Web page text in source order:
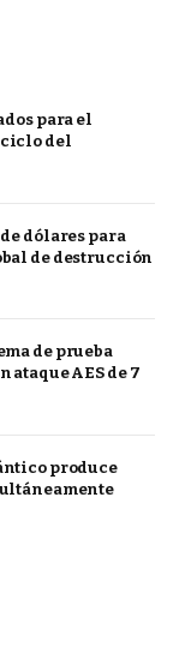
para el
del
dólares para
de destrucción
de prueba
ataque AES de 7
produce